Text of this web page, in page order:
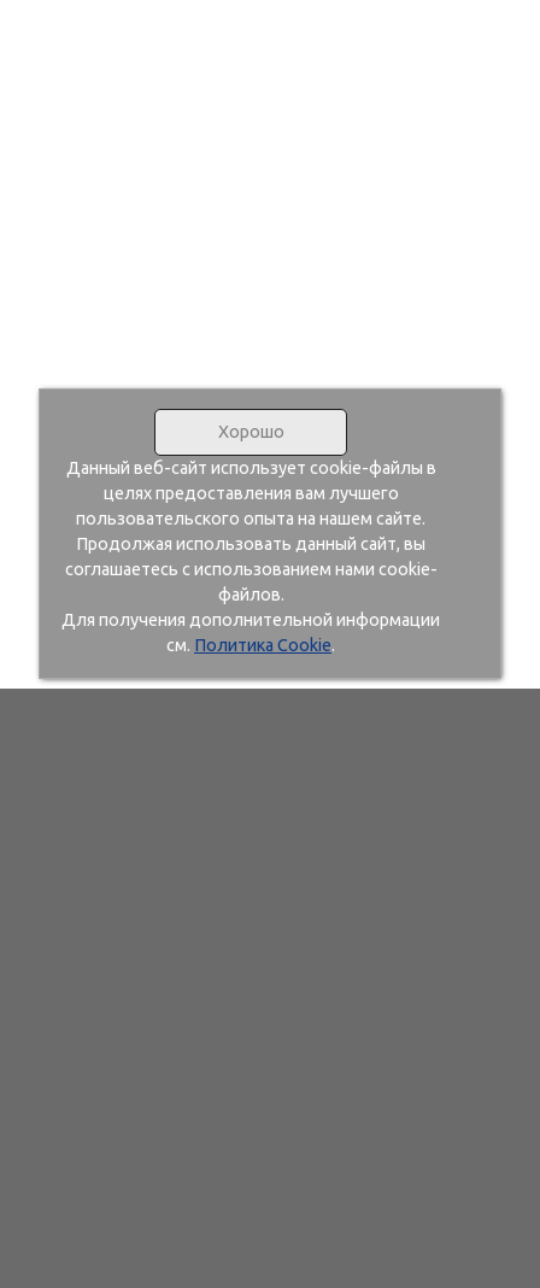
Хорошо
Данный веб-сайт использует cookie-файлы в
целях предоставления вам лучшего
пользовательского опыта на нашем сайте.
Продолжая использовать данный сайт, вы
соглашаетесь с использованием нами cookie-
файлов.
Для получения дополнительной информации
см. Политика Cookie.